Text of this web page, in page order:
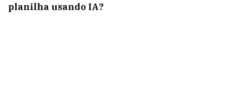
planilha usando IA?